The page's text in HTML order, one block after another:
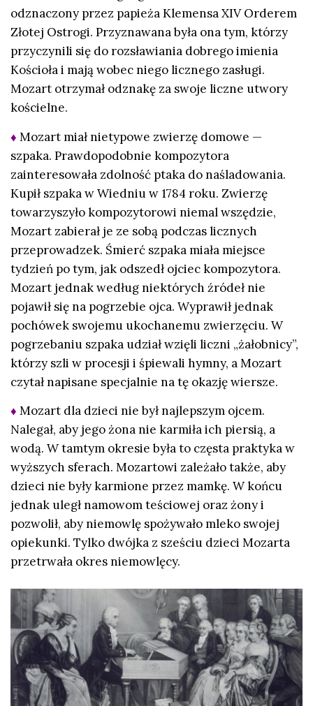
odznaczony przez papieża Klemensa XIV Orderem
Złotej Ostrogi. Przyznawana była ona tym, którzy
przyczynili się do rozsławiania dobrego imienia
Kościoła i mają wobec niego licznego zasługi.
Mozart otrzymał odznakę za swoje liczne utwory
kościelne.
♦ Mozart miał nietypowe zwierzę domowe —
szpaka. Prawdopodobnie kompozytora
zainteresowała zdolność ptaka do naśladowania.
Kupił szpaka w Wiedniu w 1784 roku. Zwierzę
towarzyszyło kompozytorowi niemal wszędzie,
Mozart zabierał je ze sobą podczas licznych
przeprowadzek. Śmierć szpaka miała miejsce
tydzień po tym, jak odszedł ojciec kompozytora.
Mozart jednak według niektórych źródeł nie
pojawił się na pogrzebie ojca. Wyprawił jednak
pochówek swojemu ukochanemu zwierzęciu. W
pogrzebaniu szpaka udział wzięli liczni „żałobnicy”,
którzy szli w procesji i śpiewali hymny, a Mozart
czytał napisane specjalnie na tę okazję wiersze.
♦ Mozart dla dzieci nie był najlepszym ojcem.
Nalegał, aby jego żona nie karmiła ich piersią, a
wodą. W tamtym okresie była to częsta praktyka w
wyższych sferach. Mozartowi zależało także, aby
dzieci nie były karmione przez mamkę. W końcu
jednak uległ namowom teściowej oraz żony i
pozwolił, aby niemowlę spożywało mleko swojej
opiekunki. Tylko dwójka z sześciu dzieci Mozarta
przetrwała okres niemowlęcy.